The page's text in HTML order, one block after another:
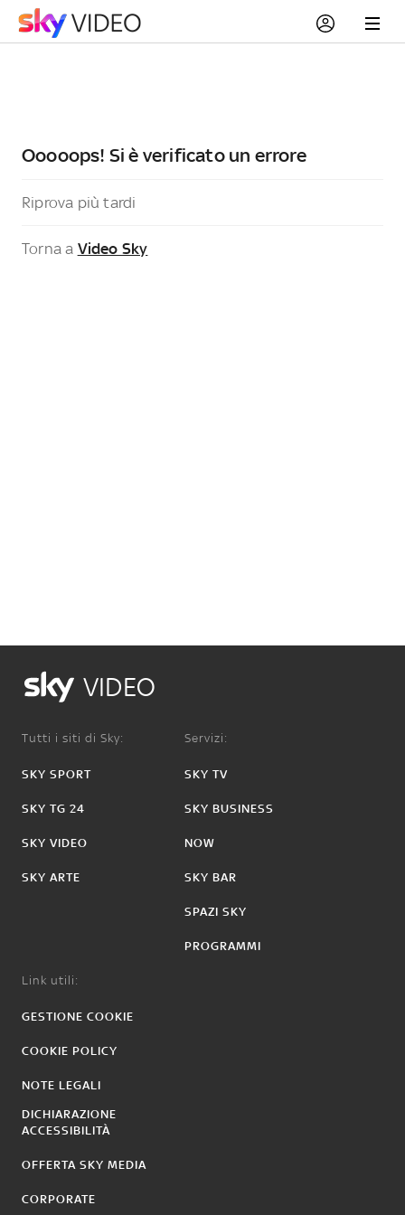
Ooooops! Si è verificato un errore
Riprova più tardi
Torna a Video Sky
VIDEO
Tutti i siti di Sky:
SKY SPORT
SKY TG 24
SKY VIDEO
SKY ARTE
Servizi:
SKY TV
SKY BUSINESS
NOW
SKY BAR
SPAZI SKY
PROGRAMMI
Link utili:
GESTIONE COOKIE
COOKIE POLICY
NOTE LEGALI
DICHIARAZIONE
ACCESSIBILITÀ
OFFERTA SKY MEDIA
CORPORATE